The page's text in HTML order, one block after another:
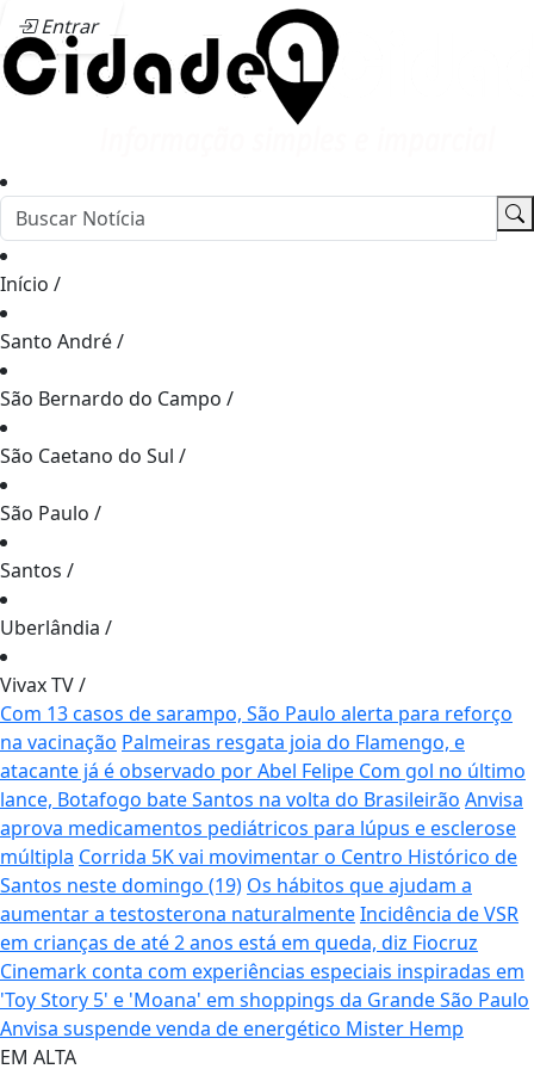
Entrar
Início /
Santo André/
São Bernardo do Campo /
São Caetano do Sul /
São Paulo /
Santos /
Uberlândia /
Vivax TV/
Com 13 casos de sarampo, São Paulo alerta para reforço
na vacinação Palmeiras resgata joia do Flamengo, e
atacante já é observado por Abel Felipe Com gol no último
lance, Botafogo bate Santos na volta do Brasileirão Anvisa
aprova medicamentos pediátricos para lúpus e esclerose
múltipla Corrida 5K vai movimentar o Centro Histórico de
Santos neste domingo (19) Os hábitos que ajudam a
aumentar a testosterona naturalmenteIncidência de VSR
em crianças de até 2 anos está em queda, diz Fiocruz
Cinemark conta com experiências especiais inspiradas em
'Toy Story 5' e 'Moana' em shoppings da Grande São Paulo
Anvisa suspende venda de energético Mister Hemp
EM ALTA